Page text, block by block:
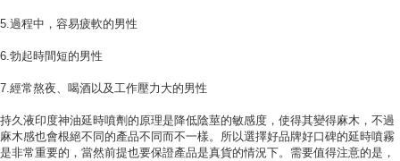
5.過程中，容易疲軟的男性
6.勃起時間短的男性
7.經常熬夜、喝酒以及工作壓力大的男性
持久液印度神油延時噴劑的原理是降低陰莖的敏感度，使得其變得麻木，不過
麻木感也會根絕不同的產品不同而不一樣。所以選擇好品牌好口碑的延時噴霧
是非常重要的，當然前提也要保證產品是真貨的情況下。需要值得注意的是，